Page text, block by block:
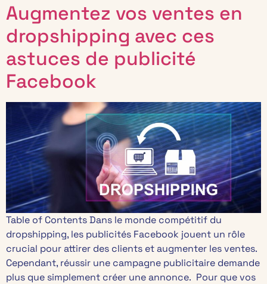
Augmentez vos ventes en
dropshipping avec ces
astuces de publicité
Facebook
Table of Contents Dans le monde compétitif du
dropshipping, les publicités Facebook jouent un rôle
crucial pour attirer des clients et augmenter les ventes.
Cependant, réussir une campagne publicitaire demande
plus que simplement créer une annonce. Pour que vos